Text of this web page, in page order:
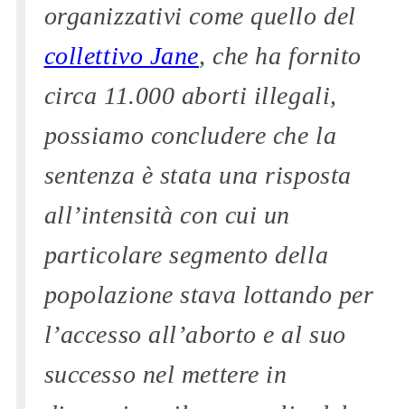
organizzativi come quello del
collettivo Jane, che ha fornito
circa 11.000 aborti illegali,
possiamo concludere che la
sentenza è stata una risposta
all’intensità con cui un
particolare segmento della
popolazione stava lottando per
l’accesso all’aborto e al suo
successo nel mettere in